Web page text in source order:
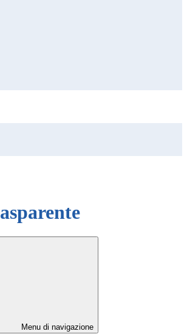
Menu di navigazione